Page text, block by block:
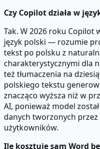
Czy Copilot działa w
Tak. W 2026 roku Copilot
język polski — rozumie
tekst po polsku z
charakterystycznymi dla
też tłumaczenia na
polskiego tekstu
znacząco wyższa niż w
AI, ponieważ model
danych tworzonych
użytkowników.
Ile kosztuje sam Word